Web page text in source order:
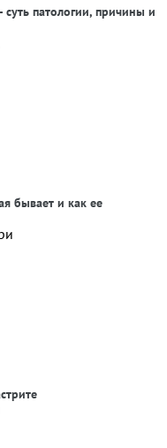
патологии, причины и
бывает и как ее